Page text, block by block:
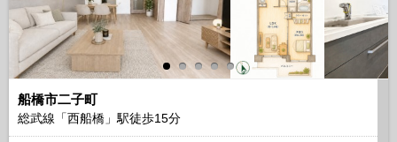
船橋市二子町
総武線「西船橋」駅徒歩15分